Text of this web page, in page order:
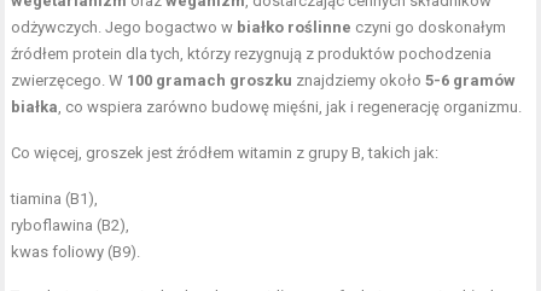
odżywczych. Jego bogactwo w białko roślinne czyni go doskonałym
źródłem protein dla tych, którzy rezygnują z produktów pochodzenia
zwierzęcego. W 100 gramach groszku znajdziemy około5-6 gramów
białka, co wspiera zarówno budowę mięśni, jak i regenerację organizmu.
Co więcej, groszek jest źródłem witamin z grupy B, takich jak:
tiamina (B1),
ryboflawina (B2),
kwas foliowy (B9).